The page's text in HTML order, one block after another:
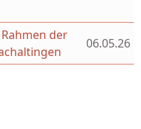
der
06.05.26